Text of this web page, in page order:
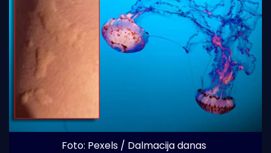
Foto: Pexels / Dalmacija danas